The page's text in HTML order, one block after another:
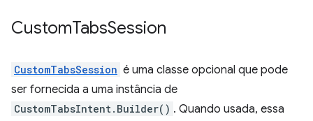
CustomTabsSession
CustomTabsSession é uma classe opcional que pode
ser fornecida a uma instância de
CustomTabsIntent.Builder() . Quando usada, essa